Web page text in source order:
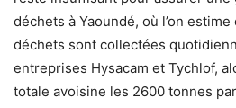
déchets à Yaoundé, où l’on
déchets sont collectées
entreprises Hysacam et Tychlof,
totale avoisine les 2600 tonnes